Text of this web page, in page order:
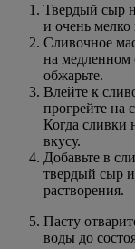
Твердый сыр
и очень мелко
Сливочное
на медленном
обжарьте.
Влейте к
прогрейте на
Когда сливки
вкусу.
Добавьте в
твердый сыр
растворения.
Пасту
воды до